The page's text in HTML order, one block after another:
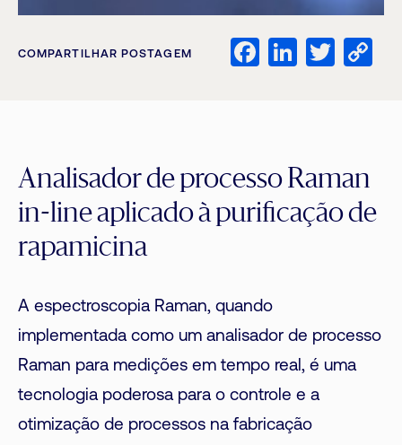
COMPARTILHAR POSTAGEM Facebook
LinkedIn
Analisador de processo Raman
in-line aplicado à purificação de
rapamicina
A espectroscopia Raman, quando
implementada como um analisador de processo
Raman para medições em tempo real, é uma
tecnologia poderosa para o controle e a
otimização de processos na fabricação